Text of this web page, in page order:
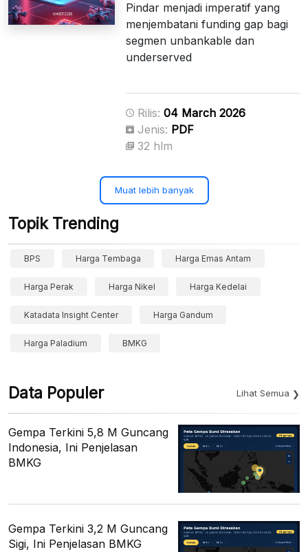
Pindar menjadi imperatif yang
menjembatani funding gap bagi
segmen unbankable dan
underserved
Rilis: 04 March 2026
Jenis: PDF
32 hlm
Muat lebih banyak
Topik Trending
BPS Harga Tembaga Harga Emas Antam
Harga Perak Harga Nikel Harga Kedelai
Katadata Insight Center Harga Gandum
Harga Paladium BMKG
Data Populer Lihat Semua
Gempa Terkini 5,8 M Guncang
Indonesia, Ini Penjelasan
BMKG
Gempa Terkini 3,2 M Guncang
Sigi, Ini Penjelasan BMKG